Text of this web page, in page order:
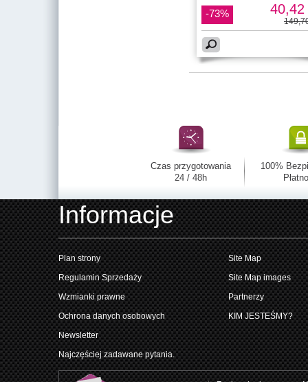
-73% 40,42
Czas przygotowania
24 / 48h
100%
Informacje
Plan strony
Regulamin Sprzedaży
Wzmianki prawne
Ochrona danych osobowych
Newsletter
Najczęściej zadawane pytania.
Site Map
Site Map images
Partnerzy
KIM JESTEŚMY?